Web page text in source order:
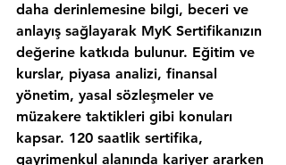
daha derinlemesine bilgi, beceri ve
anlayış sağlayarak MyK Sertifikanızın
değerine katkıda bulunur. Eğitim ve
kurslar, piyasa analizi, finansal
yönetim, yasal sözleşmeler ve
müzakere taktikleri gibi konuları
kapsar. 120 saatlik sertifika,
gayrimenkul alanında kariyer ararken